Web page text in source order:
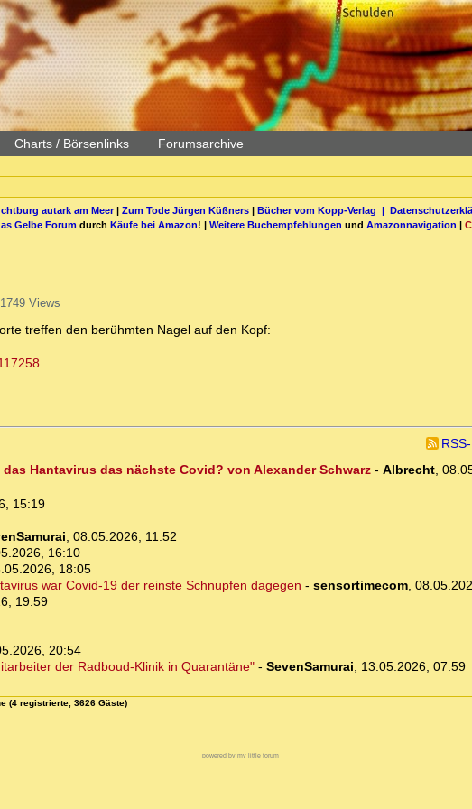
Charts / Börsenlinks Forumsarchive
autark am Meer| Zum Tode Jürgen Küßners| Bücher vom Kopp-Verlag |
Gelbe Forum durch Käufe bei Amazon! | Weitere Buchempfehlungen und Amazonnavigation |
1749 Views
treffen den berühmten Nagel auf den Kopf:
Hantavirus das nächste Covid? von Alexander Schwarz- Albrecht,
15:19
, 08.05.2026, 11:52
16:10
18:05
war Covid-19 der reinste Schnupfen dagegen - sensortimecom,
19:59
20:54
der Radboud-Klinik in Quarantäne"- SevenSamurai, 13.05.2026, 07:59
(4 registrierte, 3626 Gäste)
powered by my little forum